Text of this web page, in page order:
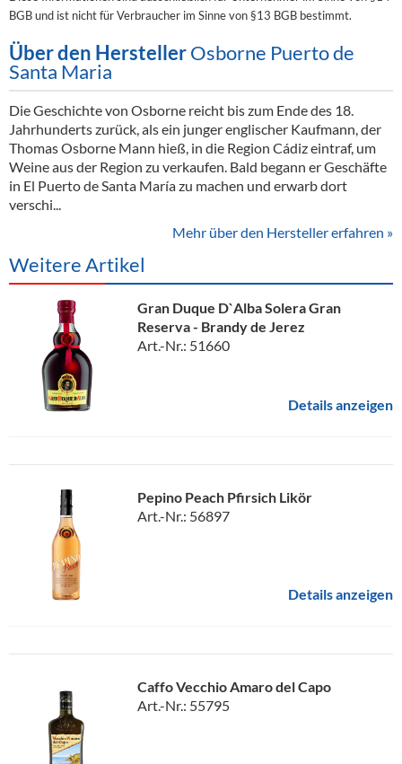
BGB und ist nicht für Verbraucher im Sinne von §13 BGB bestimmt.
Über den HerstellerOsborne Puerto de
Santa Maria
Die Geschichte von Osborne reicht bis zum Ende des 18.
Jahrhunderts zurück, als ein junger englischer Kaufmann, der
Thomas Osborne Mann hieß, in die Region Cádiz eintraf, um
Weine aus der Region zu verkaufen. Bald begann er Geschäfte
in El Puerto de Santa María zu machen und erwarb dort
verschi...
Mehr über den Hersteller erfahren »
Weitere Artikel
Gran Duque D`Alba Solera Gran
Reserva - Brandy de Jerez
Art.-Nr.: 51660
Details anzeigen
Pepino Peach Pfirsich Likör
Art.-Nr.: 56897
Details anzeigen
Caffo Vecchio Amaro del Capo
Art.-Nr.: 55795